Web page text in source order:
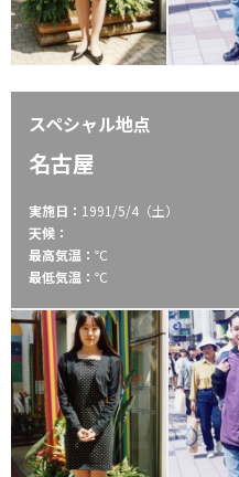
スペシャル地点
名古屋
実施日： 1991/5/4（土）
天候：
最高気温： ℃
最低気温： ℃